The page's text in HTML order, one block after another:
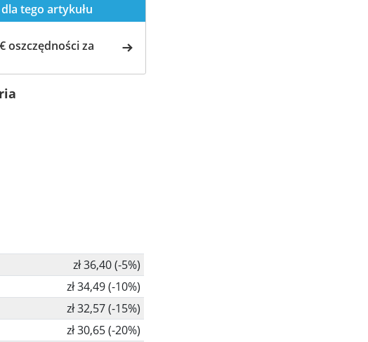
tego artykułu
oszczędności za
zł 36,40 (-5%)
zł 34,49 (-10%)
zł 32,57 (-15%)
zł 30,65 (-20%)